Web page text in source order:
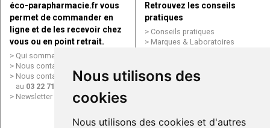
Nous utilisons des
cookies
Nous utilisons des cookies et d'autres
éco-parapharmacie.fr vous
permet de commander en
ligne et de les recevoir chez
vous ou en point retrait.
Qui sommes nous ?
Nous contacter par e-mail
Nous contacter par téléphone
au 03 22 71 64 10
Newsletter
Retrouvez les conseils
pratiques
Conseils pratiques
Marques & Laboratoires
Mentions légales
Données personnelles
ligne